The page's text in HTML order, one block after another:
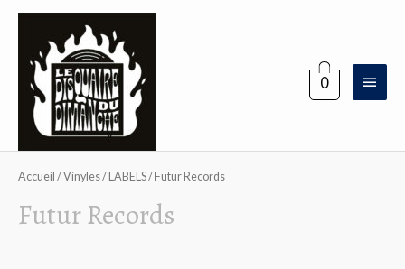
Menu
0
Accueil /Vinyles/ LABELS/ Futur Records
Futur Records